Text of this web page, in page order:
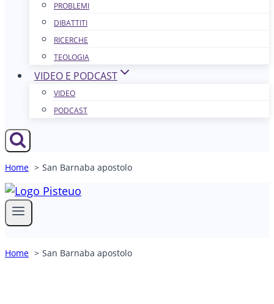
PROBLEMI
DIBATTITI
RICERCHE
TEOLOGIA
VIDEO E PODCAST
VIDEO
PODCAST
Home San Barnaba apostolo
Home San Barnaba apostolo